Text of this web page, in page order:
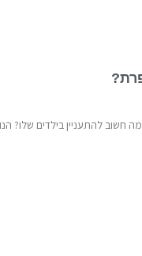
חשוב להתעניין בילדים שלו?